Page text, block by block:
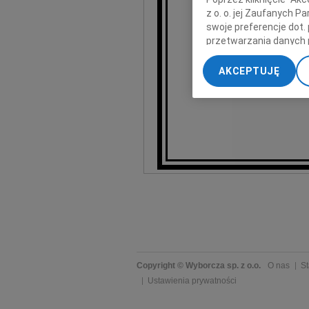
Życzliwych
Copyright © Wyborcza sp. z o.o. O nas
Ustawienia prywatności
z o. o. jej Zaufanych
swoje preferencje dot.
przetwarzania danych
„Ustawienia
My, nasi Zaufani
dokładnych danych
Przechowywanie
treści, badnie
AKCEPTUJĘ